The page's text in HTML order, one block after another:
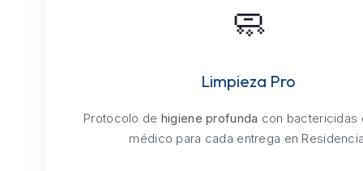
🧼
Limpieza Pro
Protocolo de higiene profunda con bactericidas
médico para cada entrega en